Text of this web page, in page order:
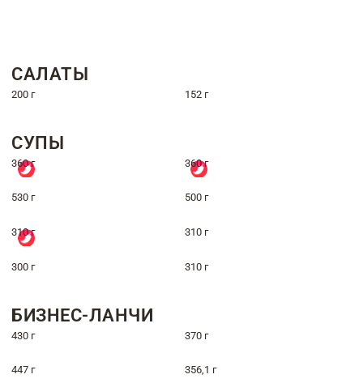
САЛАТЫ
200 г 152 г
СУПЫ
360 г 360 г
530 г 500 г
310 г 310 г
300 г 310 г
БИЗНЕС-ЛАНЧИ
430 г 370 г
447 г 356,1 г